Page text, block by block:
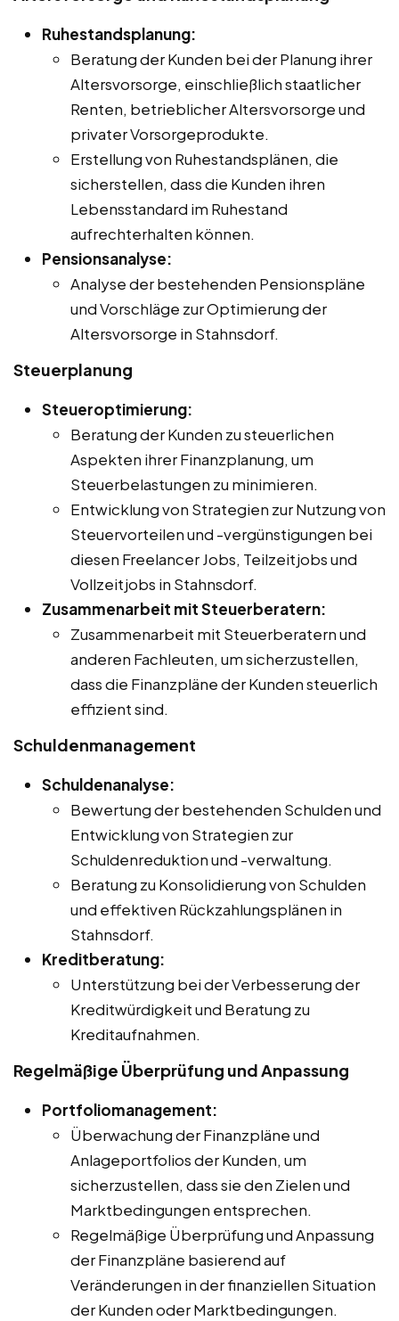
Ruhestandsplanung:
Beratung der Kunden bei der Planung ihrer
Altersvorsorge, einschließlich staatlicher
Renten, betrieblicher Altersvorsorge und
privater Vorsorgeprodukte.
Erstellung von Ruhestandsplänen, die
sicherstellen, dass die Kunden ihren
Lebensstandard im Ruhestand
aufrechterhalten können.
Pensionsanalyse:
Analyse der bestehenden Pensionspläne
und Vorschläge zur Optimierung der
Altersvorsorge in Stahnsdorf.
Steuerplanung
Steueroptimierung:
Beratung der Kunden zu steuerlichen
Aspekten ihrer Finanzplanung, um
Steuerbelastungen zu minimieren.
Entwicklung von Strategien zur Nutzung von
Steuervorteilen und -vergünstigungen bei
diesen Freelancer Jobs, Teilzeitjobs und
Vollzeitjobs in Stahnsdorf.
Zusammenarbeit mit Steuerberatern:
Zusammenarbeit mit Steuerberatern und
anderen Fachleuten, um sicherzustellen,
dass die Finanzpläne der Kunden steuerlich
effizient sind.
Schuldenmanagement
Schuldenanalyse:
Bewertung der bestehenden Schulden und
Entwicklung von Strategien zur
Schuldenreduktion und -verwaltung.
Beratung zu Konsolidierung von Schulden
und effektiven Rückzahlungsplänen in
Stahnsdorf.
Kreditberatung:
Unterstützung bei der Verbesserung der
Kreditwürdigkeit und Beratung zu
Kreditaufnahmen.
Regelmäßige Überprüfung und Anpassung
Portfoliomanagement:
Überwachung der Finanzpläne und
Anlageportfolios der Kunden, um
sicherzustellen, dass sie den Zielen und
Marktbedingungen entsprechen.
Regelmäßige Überprüfung und Anpassung
der Finanzpläne basierend auf
Veränderungen in der finanziellen Situation
der Kunden oder Marktbedingungen.